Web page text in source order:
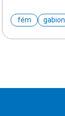
fém gabion